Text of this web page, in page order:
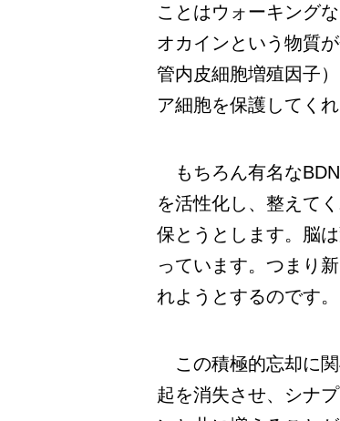
ことはウォーキング
オカインという物質
管内皮細胞増殖因子
ア細胞を保護してくれ
もちろん有名な
を活性化し、整えて
保とうとします。脳
っています。つまり
れようとするのです。
この積極的忘却に
起を消失させ、シナ